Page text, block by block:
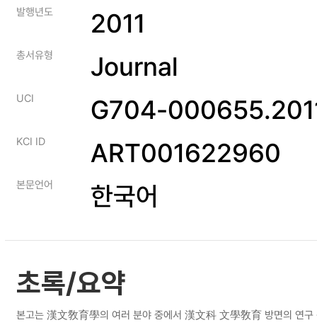
발행년도 2011
총서유형 Journal
UCI G704-
KCI ID ART001622960
본문언어 한국어
초록/요약
본고는 漢文敎育學의 여러 분야 중에서 漢文科 文學敎育 방면의 연